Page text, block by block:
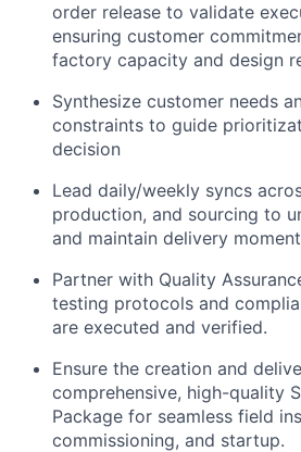
order release to validate
ensuring customer
factory capacity and design
Synthesize customer needs
constraints to guide
decision
Lead daily/weekly syncs
production, and sourcing to
and maintain delivery
Partner with Quality
testing protocols and
are executed and verified.
Ensure the creation and
comprehensive, high-quality
Package for seamless field
commissioning, and startup.